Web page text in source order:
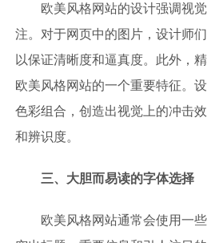
欧美风格网站的设计强调视
注。对于网页中的图片，设计师
以保证清晰度和逼真度。此外，
欧美风格网站的一个重要特征。
色彩组合，创造出视觉上的冲击
和辨识度。
三、大胆而易读的字体选择
欧美风格网站通常会使用一